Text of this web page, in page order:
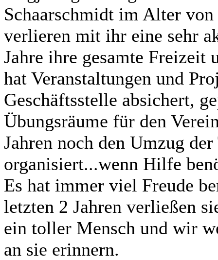
Schaarschmidt im Alter
verlieren mit ihr eine sehr
Jahre ihre gesamte Freizeit
hat Veranstaltungen und
Geschäftsstelle absichert,
Übungsräume für den
Jahren noch den Umzug
organisiert...wenn Hilfe
Es hat immer viel Freude
letzten 2 Jahren verließen
ein toller Mensch und wir
an sie erinnern.